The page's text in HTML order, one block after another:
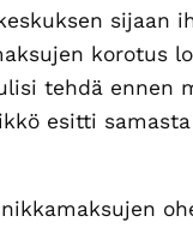
sijaan
korotus
tehdä ennen
esitti